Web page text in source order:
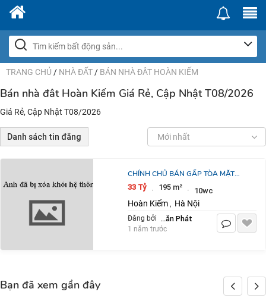
TRANG CHỦ / NHÀ ĐẤT / BÁN NHÀ ĐÂT HOÀN KIẾM
Bán nhà đât Hoàn Kiếm Giá Rẻ, Cập Nhật T08/2026
Giá Rẻ, Cập Nhật T08/2026
Danh sách tin đăng Mới nhất
CHÍNH CHỦ BÁN GẤP TÒA MẶT
PHỐ CỬA NAM 95M2 7 TẦNG GẦN
DOANH SẦM UẤT.
33 Tỷ · 195 m² · 10wc
Hoàn Kiếm , Hà Nội
Đăng bởi Nguyễn Văn Phát
1 năm trước
Bạn đã xem gần đây